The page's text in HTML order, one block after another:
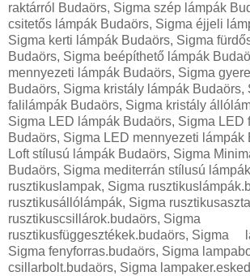
raktárról Budaörs, Sigma szép lámpák
csitetős lámpák Budaörs, Sigma éjjeli
Sigma kerti lámpák Budaörs, Sigma
Budaörs, Sigma beépíthető lámpák
mennyezeti lámpák Budaörs, Sigma
Budaörs, Sigma kristály lámpák Budaörs,
falilámpák Budaörs, Sigma kristály
Sigma LED lámpák Budaörs, Sigma LED
Budaörs, Sigma LED mennyezeti lámpák
Loft stílusú lámpák Budaörs, Sigma
Budaörs, Sigma mediterrán stílusú
rusztikuslampak, Sigma
rusztikusállólámpák, Sigma
rusztikuscsillárok.budaörs, Sigma
rusztikusfüggesztékek.budaörs, Sigma
Sigma fenyforras.budaörs, Sigma
csillarbolt.budaörs, Sigma